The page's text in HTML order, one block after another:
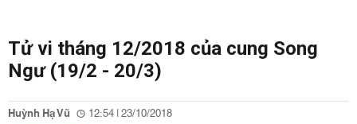
Tử vi tháng 12/2018 của cung Song
Ngư (19/2 - 20/3)
Huỳnh Hạ Vũ 12:54 | 23/10/2018